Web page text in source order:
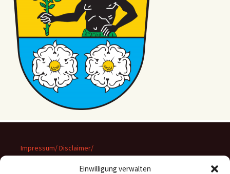
Einwilligung verwalten
Impressum/ Disclaimer/
Datenschutz